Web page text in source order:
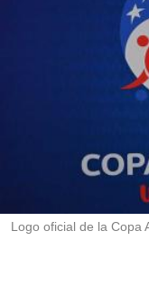
Logo oficial de la Copa